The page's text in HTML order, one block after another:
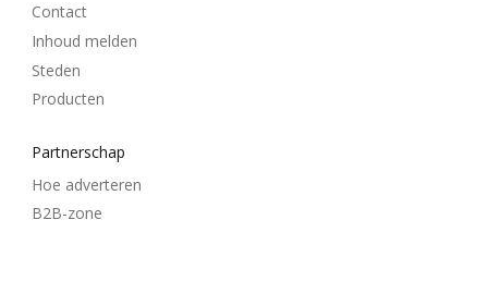
Contact
Inhoud melden
Steden
Producten
Partnerschap
Hoe adverteren
B2B-zone